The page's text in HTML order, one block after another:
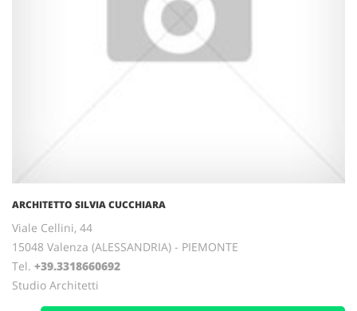
ARCHITETTO SILVIA CUCCHIARA
Viale Cellini, 44
15048 Valenza (ALESSANDRIA) - PIEMONTE
Tel. +39.3318660692
Studio Architetti